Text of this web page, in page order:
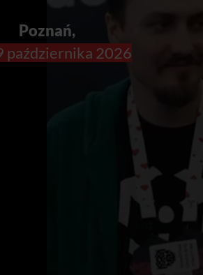
Poznań,
października 2026